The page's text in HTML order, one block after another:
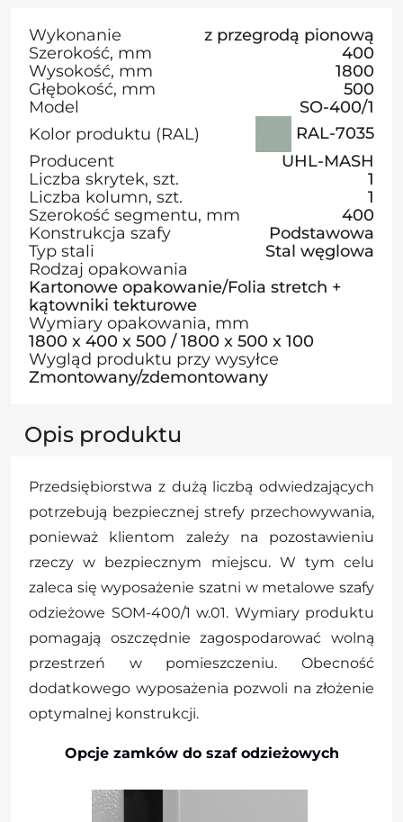
Wykonanie
z przegrodą pionową
Szerokość, mm
400
Wysokość, mm
1800
Głębokość, mm
500
Model
SO-400/1
Kolor produktu (RAL)
RAL-7035
Producent
UHL-MASH
Liczba skrytek, szt.
1
Liczba kolumn, szt.
1
Szerokość segmentu, mm
400
Konstrukcja szafy
Podstawowa
Typ stali
Stal węglowa
Rodzaj opakowania
Kartonowe opakowanie/Folia stretch +
kątowniki tekturowe
Wymiary opakowania, mm
1800 х 400 х 500 / 1800 х 500 х 100
Wygląd produktu przy wysyłce
Zmontowany/zdemontowany
Opis produktu
Przedsiębiorstwa z dużą liczbą odwiedzających
potrzebują bezpiecznej strefy przechowywania,
ponieważ klientom zależy na pozostawieniu
rzeczy w bezpiecznym miejscu. W tym celu
zaleca się wyposażenie szatni w metalowe szafy
odzieżowe SOM-400/1 w.01. Wymiary produktu
pomagają oszczędnie zagospodarować wolną
przestrzeń w pomieszczeniu. Obecność
dodatkowego wyposażenia pozwoli na złożenie
optymalnej konstrukcji.
Opcje zamków do szaf odzieżowych